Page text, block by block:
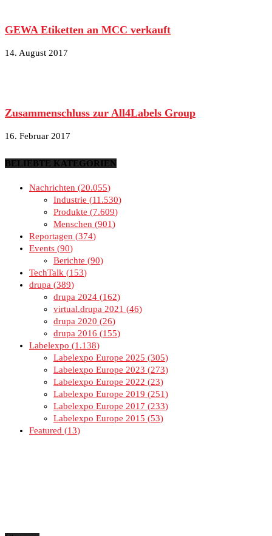
GEWA Etiketten an MCC verkauft
14. August 2017
Zusammenschluss zur All4Labels Group
16. Februar 2017
BELIEBTE KATEGORIEN
Nachrichten
20.055
Industrie
11.530
Produkte
7.609
Menschen
901
Reportagen
374
Events 90
Berichte
90
TechTalk
153
drupa
389
drupa 2024
162
virtual.drupa 2021
46
drupa 2020
26
drupa 2016
155
Labelexpo
1.138
Labelexpo Europe 2025
305
Labelexpo Europe 2023
273
Labelexpo Europe 2022
23
Labelexpo Europe 2019
251
Labelexpo Europe 2017
233
Labelexpo Europe 2015
53
Featured
13